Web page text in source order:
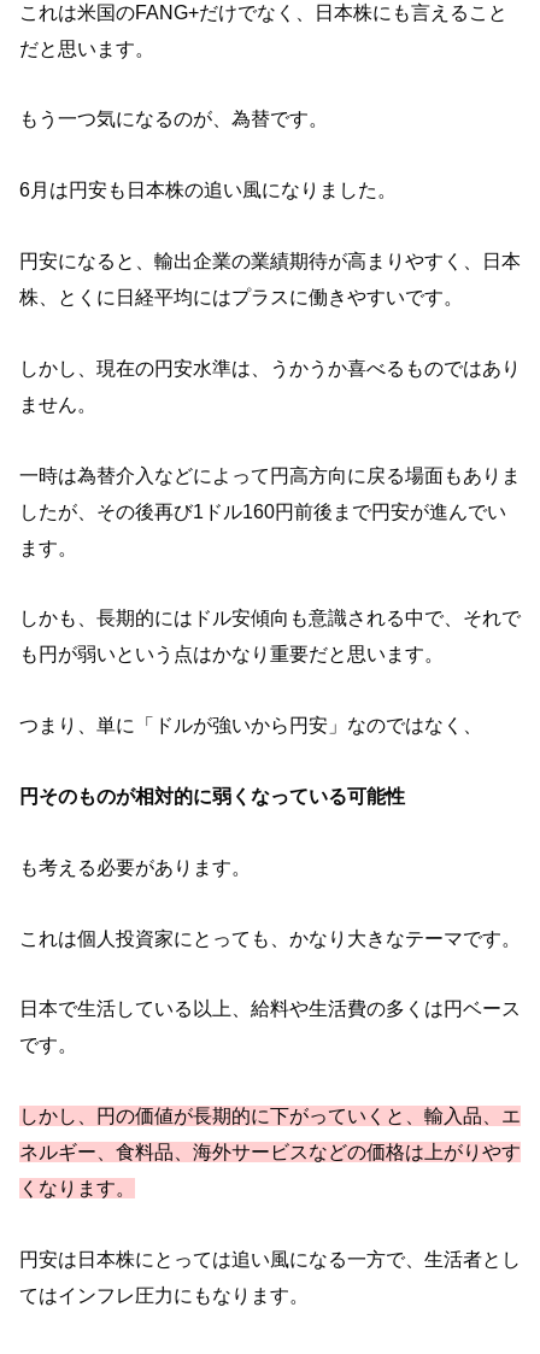
これは米国のFANG+だけでなく、日本株にも言えること
だと思います。
もう一つ気になるのが、為替です。
6月は円安も日本株の追い風になりました。
円安になると、輸出企業の業績期待が高まりやすく、日本
株、とくに日経平均にはプラスに働きやすいです。
しかし、現在の円安水準は、うかうか喜べるものではあり
ません。
一時は為替介入などによって円高方向に戻る場面もありま
したが、その後再び1ドル160円前後まで円安が進んでい
ます。
しかも、長期的にはドル安傾向も意識される中で、それで
も円が弱いという点はかなり重要だと思います。
つまり、単に「ドルが強いから円安」なのではなく、
円そのものが相対的に弱くなっている可能性
も考える必要があります。
これは個人投資家にとっても、かなり大きなテーマです。
日本で生活している以上、給料や生活費の多くは円ベース
です。
しかし、円の価値が長期的に下がっていくと、輸入品、エ
ネルギー、食料品、海外サービスなどの価格は上がりやす
くなります。
円安は日本株にとっては追い風になる一方で、生活者とし
てはインフレ圧力にもなります。